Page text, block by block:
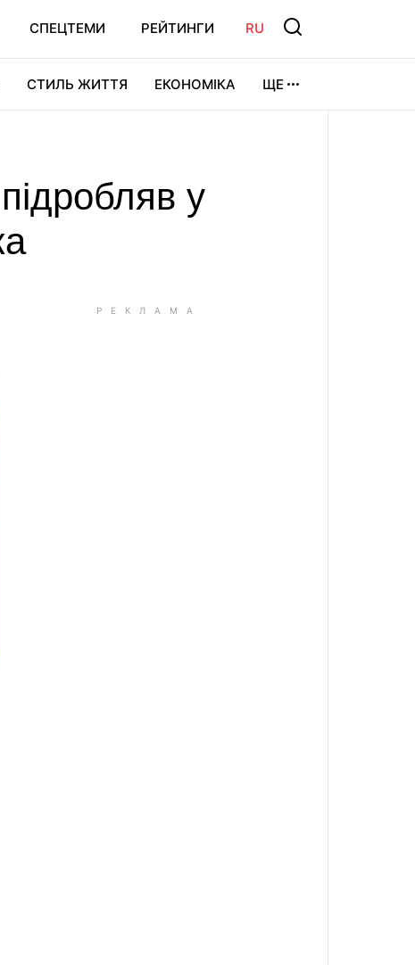
СПЕЦТЕМИ РЕЙТИНГИ RU
СТИЛЬ ЖИТТЯ ЕКОНОМІКА ЩЕ
у